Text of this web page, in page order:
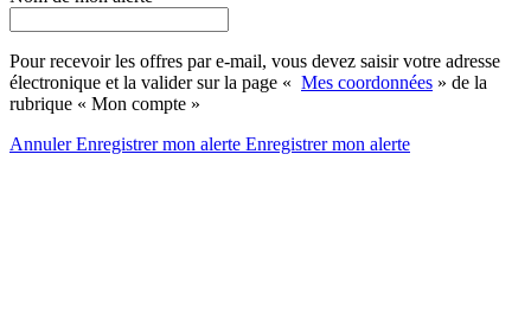
Pour recevoir les offres par e-mail, vous devez saisir votre adresse
électronique et la valider sur la page « Mes coordonnées » de la
rubrique « Mon compte »
AnnulerEnregistrer mon alerte Enregistrermon alerte